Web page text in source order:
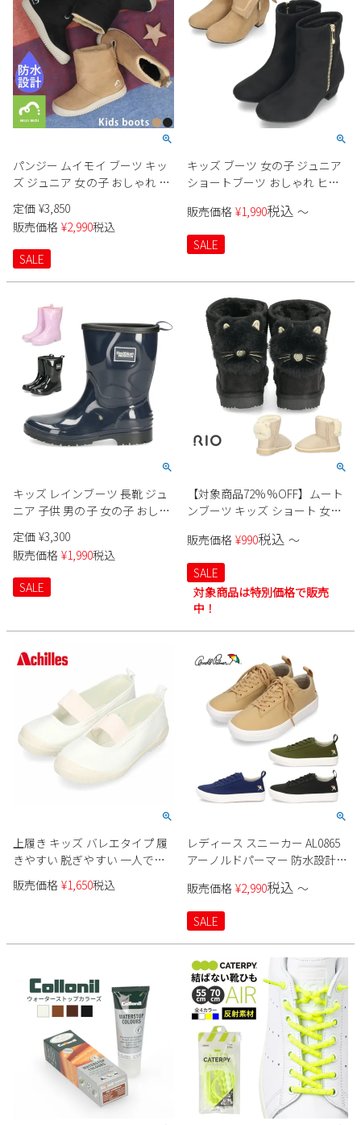
パンジー ムイモイ ブーツ キッ
ズ ジュニア 女の子 おしゃれ か
わいい 3cm防水 あたたかい 軽
い すべりにくい 抗菌 防臭 スエ
ード調 ボア ブラック 黒 ベージ
ュ Pansy MUIMOI MM1003
定価 ¥3,850
販売価格 ¥2,990税込
SALE
キッズ ブーツ 女の子 ジュニア
ショートブーツ おしゃれ ヒー
ー ブラック ベージュ 44518 プ
リンセスローズ Rio
販売価格 ¥1,990税込 〜
SALE
キッズ レインブーツ 長靴 ジュ
ニア 子供 男の子 女の子 おしゃ
れ 雨の日 通学 防水 ミドル丈
HEALTHKNIT HKT-10
定価 ¥3,300
販売価格 ¥1,990税込
SALE
【対象商品72%%OFF】ムート
ンブーツ キッズ ショート 女の
いい 防寒 防滑 ブラック 黒 ベー
ジュ ファー ネコ RIO 44410 子
供 靴 子供靴
販売価格 ¥990税込 〜
SALE
対象商品は特別価格で販売
中！
上履き キッズ バレエタイプ 履
きやすい 脱ぎやすい 一人で履
ける 保育園 幼稚園 小学校 入園
準備 大きいサイズ 白ズック 上
販売価格 ¥1,650税込
レディース スニーカー AL0865
アーノルドパーマー 防水設計
クッション性 靴 Arnold Palmer
販売価格 ¥2,990税込 〜
SALE